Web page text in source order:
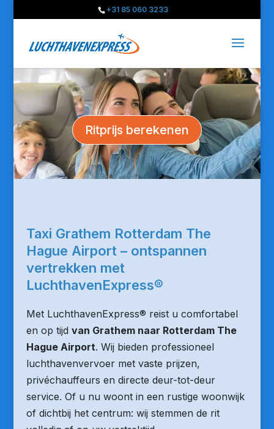
+31 85 060 3233
Ritprijs berekenen
Taxi Grathem Rotterdam The
Hague Airport – ontspannen
vertrekken met
LuchthavenExpress®
Met LuchthavenExpress® reist u comfortabel
en op tijd van Grathem naar Rotterdam The
Hague Airport. Wij bieden professioneel
luchthavenvervoer met vaste prijzen,
privéchauffeurs en directe deur-tot-deur
service. Of u nu woont in een rustige woonwijk
of dichtbij het centrum: wij stemmen de rit